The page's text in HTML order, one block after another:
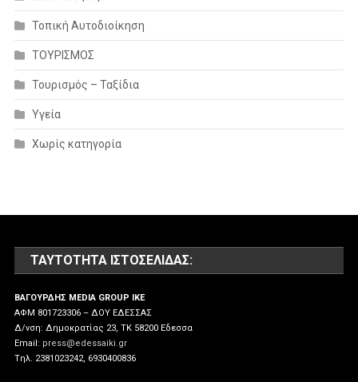
Τοπική Αυτοδιοίκηση
ΤΟΥΡΙΣΜΟΣ
Τουρισμός – Ταξίδια
Υγεία
Χωρίς κατηγορία
ΤΑΥΤΌΤΗΤΑ ΙΣΤΟΣΕΛΊΔΑΣ:
ΒΑΓΟΥΡΔΗΣ MEDIA GROUP IKE
ΑΦΜ 801723306 – ΔΟΥ ΕΔΕΣΣΑΣ
Δ/νση: Δημοκρατίας 23, ΤΚ 58200 Εδεσσα
Email: press@edessaiki.gr
Tηλ. 2381023242, 6930400836